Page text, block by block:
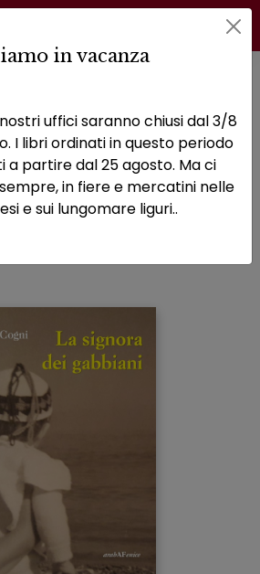
dei
presente
in vacanza
uffici saranno chiusi dal 3/8
I libri ordinati in questo periodo
a partire dal 25 agosto. Ma ci
in fiere e mercatini nelle
e sui lungomare liguri..